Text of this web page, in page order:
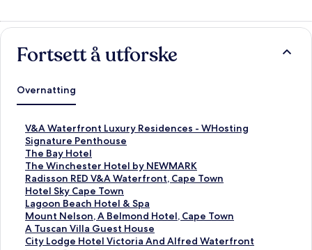
Fortsett å utforske
Overnatting
V&A Waterfront Luxury Residences - WHosting
L
i
n
k
s
o
m
å
p
n
Signature Penthouse
L
i
n
k
s
o
m
å
p
The Bay Hotel
L
i
n
k
s
o
m
å
The Winchester Hotel by NEWMARK
L
i
n
k
s
o
m
Radisson RED V&A Waterfront, Cape Town
L
i
n
k
s
o
Hotel Sky Cape Town
L
i
n
k
s
Lagoon Beach Hotel & Spa
L
i
n
k
Mount Nelson, A Belmond Hotel, Cape Town
L
i
n
A Tuscan Villa Guest House
L
iCity Lodge Hotel Victoria And Alfred Waterfront
L